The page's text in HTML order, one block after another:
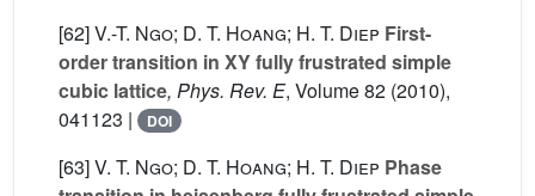
[62]V.-T. Ngo; D. T. Hoang; H. T. Diep First-
order transition in XY fully frustrated simple
cubic lattice, Phys. Rev. E, Volume 82 (2010),
041123 |
DOI
[63]V. T. Ngo; D. T. Hoang; H. T. Diep Phase